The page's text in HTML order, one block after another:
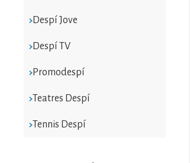
Despí Jove
Despí TV
Promodespí
Teatres Despí
Tennis Despí